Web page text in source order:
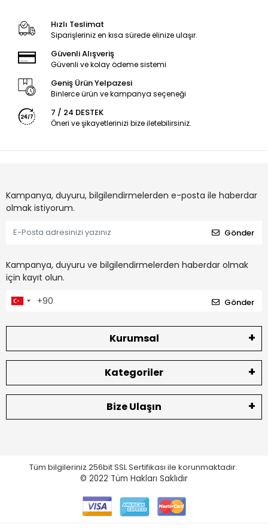
Hızlı Teslimat
Siparişleriniz en kısa sürede elinize ulaşır.
Güvenli Alışveriş
Güvenli ve kolay ödeme sistemi
Geniş Ürün Yelpazesi
Binlerce ürün ve kampanya seçeneği
7 / 24 DESTEK
Öneri ve şikayetlerinizi bize iletebilirsiniz.
Kampanya, duyuru, bilgilendirmelerden e-posta ile haberdar
olmak istiyorum.
Gönder
Kampanya, duyuru ve bilgilendirmelerden haberdar olmak
için kayıt olun.
Gönder
Kurumsal
Kategoriler
Bize Ulaşın
Tüm bilgileriniz 256bit SSL Sertifikası ile korunmaktadır.
© 2022 Tüm Hakları Saklıdır